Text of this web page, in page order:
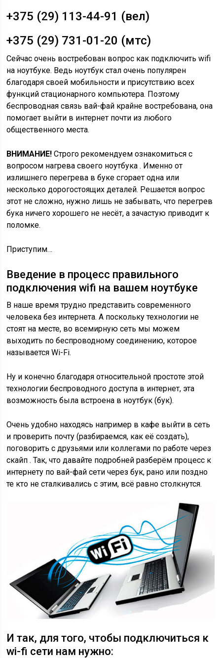
+375 (29) 113-44-91 (вел)
+375 (29) 731-01-20 (мтс)
Сейчас очень востребован вопрос как подключить wifi
на ноутбуке. Ведь ноутбук стал очень популярен
благодаря своей мобильности и присутствию всех
функций стационарного компьютера. Поэтому
беспроводная связь вай-фай крайне востребована, она
помогает выйти в интернет почти из любого
общественного места.
ВНИМАНИЕ!Строго рекомендуем ознакомиться с
вопросом нагрева своего ноутбука . Именно от
излишнего перегрева в буке сгорает одна или
несколько дорогостоящих деталей. Решается вопрос
этот не сложно, нужно лишь не забывать, что перегрев
бука ничего хорошего не несёт, а зачастую приводит к
поломке.
Приступим…
Введение в процесс правильного
подключения wifi на вашем ноутбуке
В наше время трудно представить современного
человека без интернета. А поскольку технологии не
стоят на месте, во всемирную сеть мы можем
выходить по беспроводному соединению, которое
называется Wi-Fi.
Ну и конечно благодаря относительной простоте этой
технологии беспроводного доступа в интернет, эта
возможность была встроена в ноутбук (бук).
Очень удобно находясь например в кафе выйти в сеть
и проверить почту (разбираемся, как её создать),
поговорить с друзьями или коллегами по работе через
скайп . Так, что давайте подробней разберём процесс к
интернету по вай-фай сети через бук, рано или поздно
те кто не сталкивались с этим, всё равно столкнутся.
И так, для того, чтобы подключиться к
wi-fi сети нам нужно: